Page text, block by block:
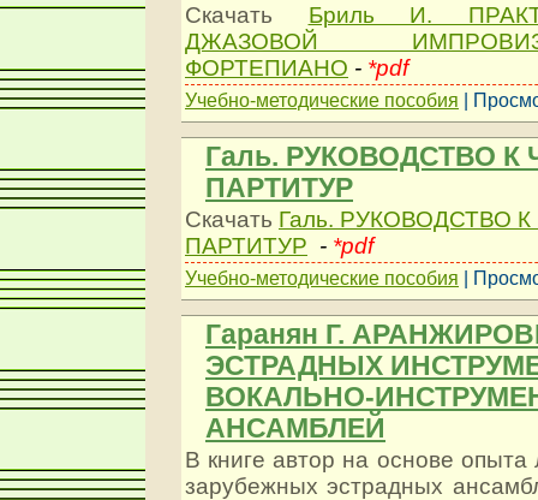
Скачать Бриль И.
ДЖАЗОВОЙ
ФОРТЕПИАНО - *pdf
Учебно-методические пособия |
Галь. РУКОВОДСТВО
ПАРТИТУР
Скачать Галь. РУКОВОДСТВО
ПАРТИТУР - *pdf
Учебно-методические пособия |
Гаранян Г.
ЭСТРАДНЫХ
ВОКАЛЬНО-
АНСАМБЛЕЙ
В книге автор на основе опыта
зарубежных эстрадных